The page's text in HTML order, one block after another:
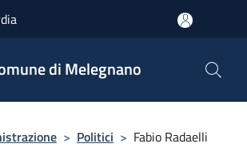
di Melegnano
> Politici > Fabio Radaelli